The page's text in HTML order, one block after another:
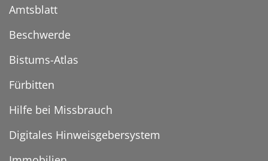
Amtsblatt
Beschwerde
Bistums-Atlas
Fürbitten
Hilfe bei Missbrauch
Digitales Hinweisgebersystem